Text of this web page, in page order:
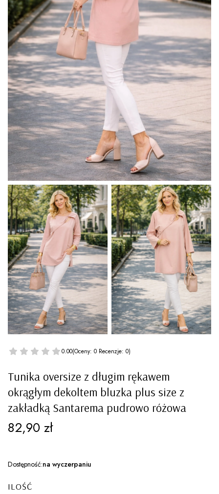
0.00(Oceny: 0 Recenzje: 0)
Tunika oversize z długim rękawem
okrągłym dekoltem bluzka plus size z
zakładką Santarema pudrowo różowa
Cena
82,90 zł
Dostępność:na wyczerpaniu
ILOŚĆ